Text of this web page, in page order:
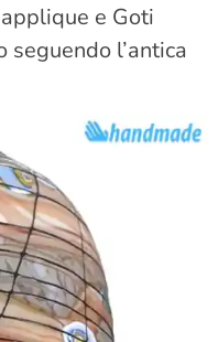
e Goti
l’antica